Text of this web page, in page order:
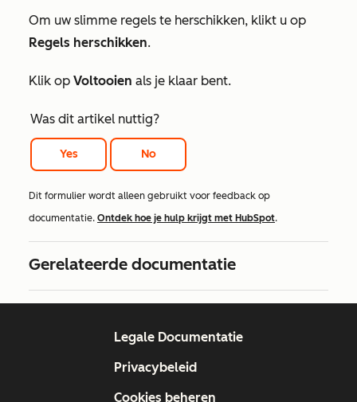
Om uw slimme regels te herschikken, klikt u op
Regels herschikken.
Klik op Voltooien als je klaar bent.
Was dit artikel nuttig?
Yes No
Dit formulier wordt alleen gebruikt voor feedback op
documentatie. Ontdek hoe je hulp krijgt met HubSpot.
Gerelateerde documentatie
Legale Documentatie
Privacybeleid
Cookies beheren